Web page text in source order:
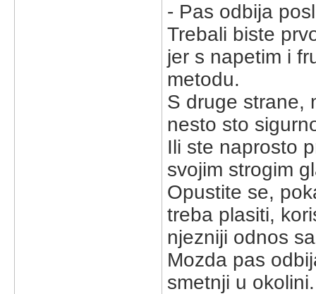
- Pas odbija
Trebali biste
jer s napetim i
metodu.
S druge strane,
nesto sto
Ili ste naprosto
svojim strogim
Opustite se,
treba plasiti,
njezniji odnos
Mozda pas
smetnji u